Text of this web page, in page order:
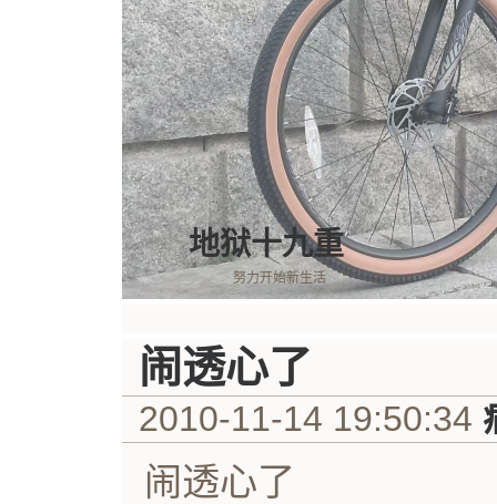
地狱十九重
努力开始新生活
闹透心了
2010-11-14 19:50:34
闹透心了